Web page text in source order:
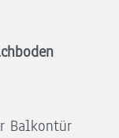
Balkontür